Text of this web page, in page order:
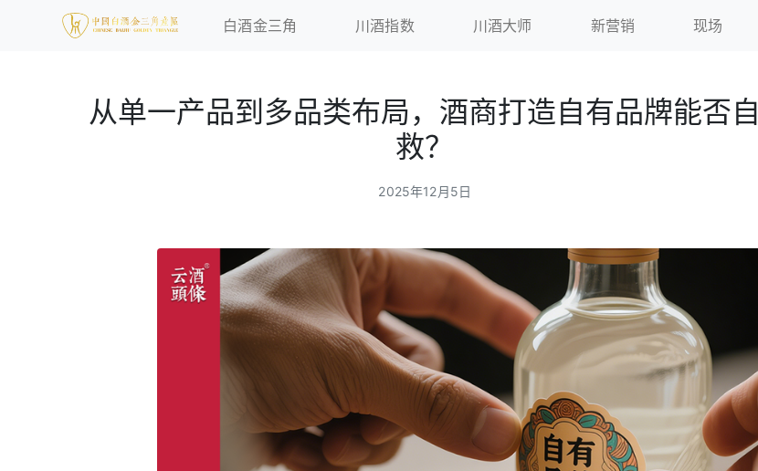
白酒金三角 川酒指数 川酒大师 新营销 现场
从单一产品到多品类布局，酒商打造自有品牌能否自
救？
2025年12月5日